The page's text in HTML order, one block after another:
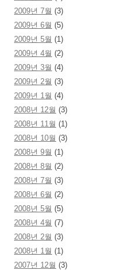
2009년 7월 (3)
2009년 6월 (5)
2009년 5월 (1)
2009년 4월 (2)
2009년 3월 (4)
2009년 2월 (3)
2009년 1월 (4)
2008년 12월 (3)
2008년 11월 (1)
2008년 10월 (3)
2008년 9월 (1)
2008년 8월 (2)
2008년 7월 (3)
2008년 6월 (2)
2008년 5월 (5)
2008년 4월 (7)
2008년 2월 (3)
2008년 1월 (1)
2007년 12월 (3)